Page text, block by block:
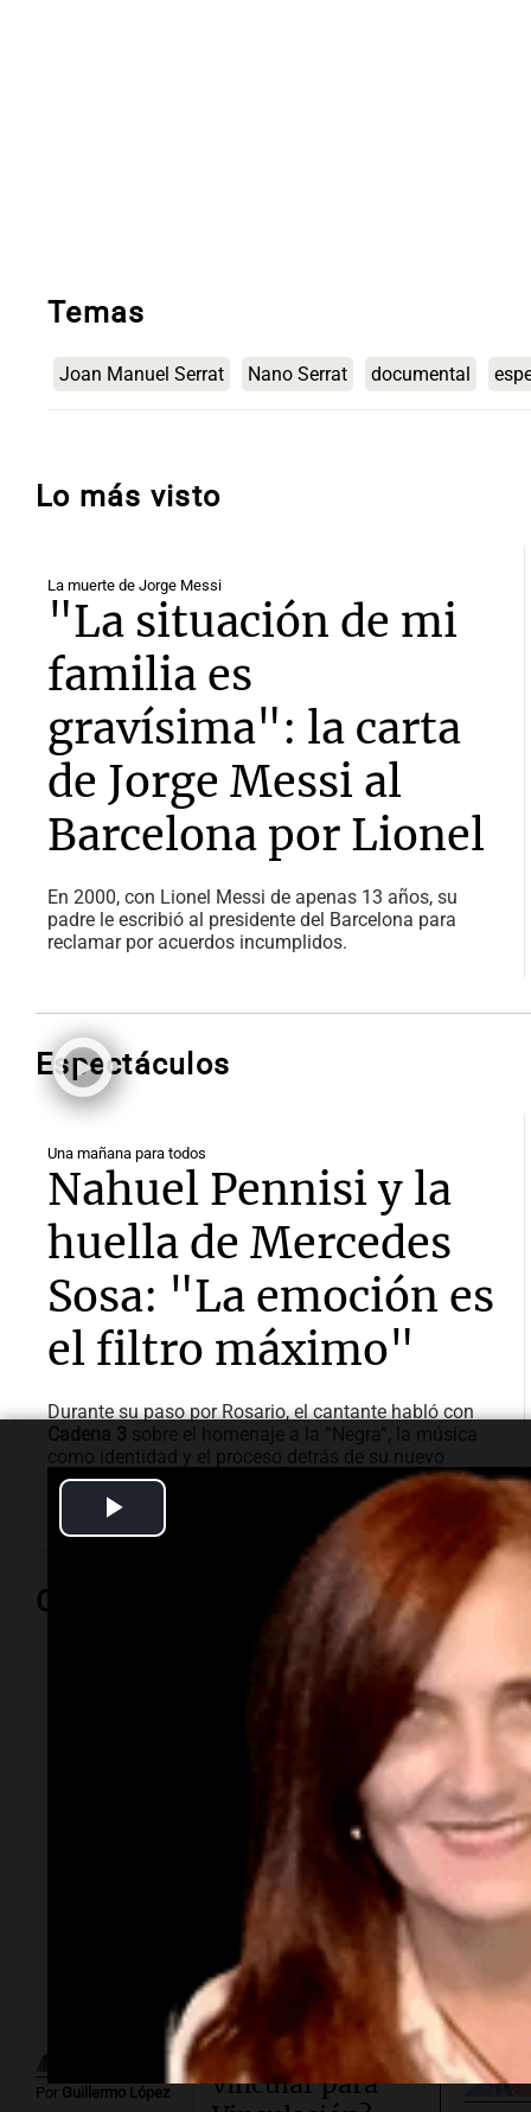
Temas
Joan Manuel Serrat Nano Serrat documental
Lo más visto
La muerte de Jorge Messi
"La situación de mi
familia es
gravísima": la carta
de Jorge Messi al
Barcelona por Lionel
En 2000, con Lionel Messi de apenas 13 años, su
padre le escribió al presidente del Barcelona para
reclamar por acuerdos incumplidos.
Espectáculos
Una mañana para todos
Nahuel Pennisi y la
huella de Mercedes
Sosa: "La emoción es
el filtro máximo"
Durante su paso por Rosario, el cantante habló con
Cadena 3 sobre el homenaje a la “Negra”, la música
como identidad y el proceso detrás de su nuevo
disco.
Opinión
Por Guillermo López
Subasta
millonaria.
¿Cuánto cuesta
vincular para